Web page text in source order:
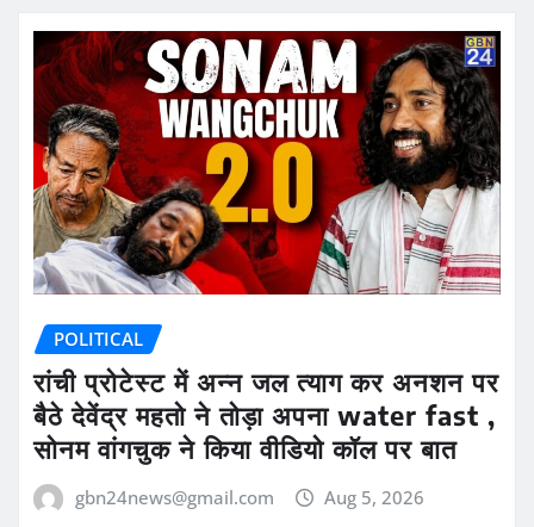
POLITICAL
रांची प्रोटेस्ट में अन्न जल त्याग कर अनशन पर
बैठे देवेंद्र महतो ने तोड़ा अपना water fast ,
सोनम वांगचुक ने किया वीडियो कॉल पर बात
gbn24news@gmail.com Aug 5, 2026